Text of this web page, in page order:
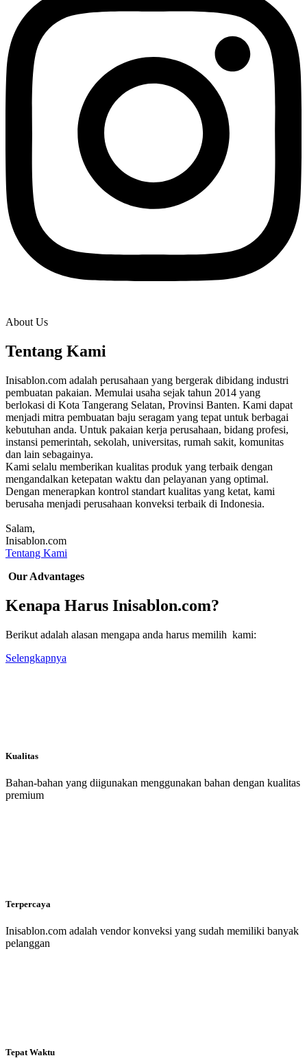
About Us
Tentang Kami
Inisablon.com adalah perusahaan yang bergerak dibidang industri
pembuatan pakaian. Memulai usaha sejak tahun 2014 yang
berlokasi di Kota Tangerang Selatan, Provinsi Banten. Kami dapat
menjadi mitra pembuatan baju seragam yang tepat untuk berbagai
kebutuhan anda. Untuk pakaian kerja perusahaan, bidang profesi,
instansi pemerintah, sekolah, universitas, rumah sakit, komunitas
dan lain sebagainya.
Kami selalu memberikan kualitas produk yang terbaik dengan
mengandalkan ketepatan waktu dan pelayanan yang optimal.
Dengan menerapkan kontrol standart kualitas yang ketat, kami
berusaha menjadi perusahaan konveksi terbaik di Indonesia.
Salam,
Inisablon.com
Tentang Kami
Our Advantages
Kenapa Harus Inisablon.com?
Berikut adalah alasan mengapa anda harus memilih kami:
Selengkapnya
Kualitas
Bahan-bahan yang diigunakan menggunakan bahan dengan kualitas
premium
Terpercaya
Inisablon.com adalah vendor konveksi yang sudah memiliki banyak
pelanggan
Tepat Waktu